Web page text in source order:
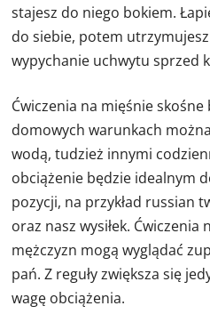
stajesz do niego bokiem.
do siebie, potem
wypychanie uchwytu sprzed
Ćwiczenia na mięśnie
domowych warunkach
wodą, tudzież innymi
obciążenie będzie idealnym
pozycji, na przykład russian
oraz nasz wysiłek.
mężczyzn mogą wyglądać
pań. Z reguły zwiększa się
wagę obciążenia.